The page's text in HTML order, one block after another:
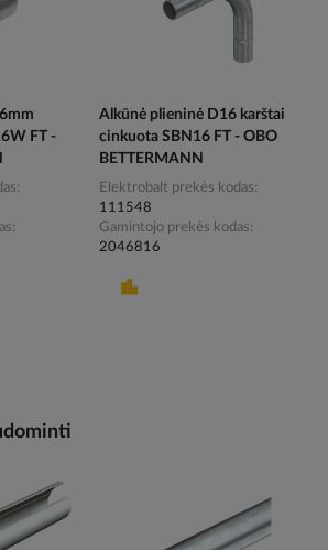
FT -
Alkūnė plieninė D16 karštai
cinkuota SBN16 FT - OBO
BETTERMANN
Elektrobalt prekės kodas
111548
Gamintojo prekės kodas
2046816